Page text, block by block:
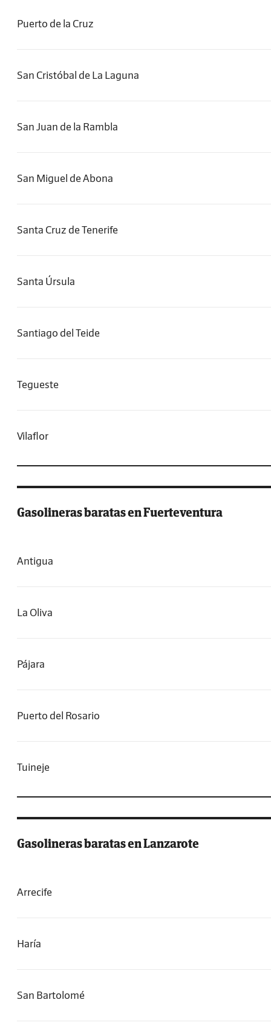
Puerto de la Cruz
San Cristóbal de La Laguna
San Juan de la Rambla
San Miguel de Abona
Santa Cruz de Tenerife
Santa Úrsula
Santiago del Teide
Tegueste
Vilaflor
Gasolineras baratas en Fuerteventura
Antigua
La Oliva
Pájara
Puerto del Rosario
Tuineje
Gasolineras baratas en Lanzarote
Arrecife
Haría
San Bartolomé